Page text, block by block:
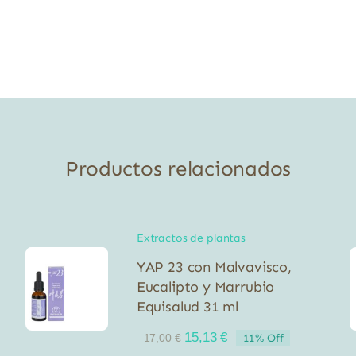
Productos relacionados
Extractos de plantas
YAP 23 con Malvavisco,
Eucalipto y Marrubio
Equisalud 31 ml
17,00€ El
15,13€El
11% Off